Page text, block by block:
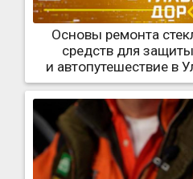
Основы ремонта
средств для
и автопутешествие в